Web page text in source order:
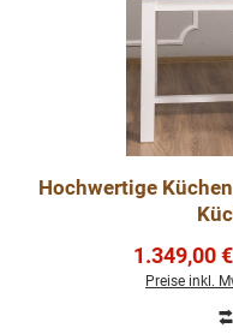
Hochwertige
1.349,00 €
Preise inkl.